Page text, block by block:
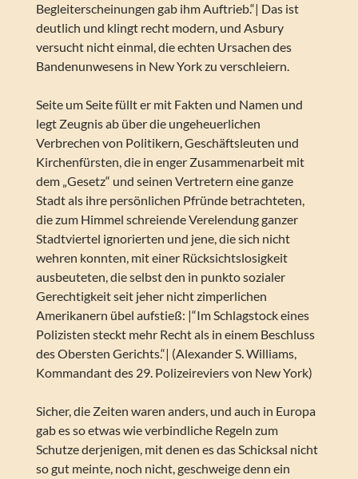
Begleiterscheinungen gab ihm Auftrieb.“| Das ist
deutlich und klingt recht modern, und Asbury
versucht nicht einmal, die echten Ursachen des
Bandenunwesens in New York zu verschleiern.
Seite um Seite füllt er mit Fakten und Namen und
legt Zeugnis ab über die ungeheuerlichen
Verbrechen von Politikern, Geschäftsleuten und
Kirchenfürsten, die in enger Zusammenarbeit mit
dem „Gesetz“ und seinen Vertretern eine ganze
Stadt als ihre persönlichen Pfründe betrachteten,
die zum Himmel schreiende Verelendung ganzer
Stadtviertel ignorierten und jene, die sich nicht
wehren konnten, mit einer Rücksichtslosigkeit
ausbeuteten, die selbst den in punkto sozialer
Gerechtigkeit seit jeher nicht zimperlichen
Amerikanern übel aufstieß: |“Im Schlagstock eines
Polizisten steckt mehr Recht als in einem Beschluss
des Obersten Gerichts.“| (Alexander S. Williams,
Kommandant des 29. Polizeireviers von New York)
Sicher, die Zeiten waren anders, und auch in Europa
gab es so etwas wie verbindliche Regeln zum
Schutze derjenigen, mit denen es das Schicksal nicht
so gut meinte, noch nicht, geschweige denn ein